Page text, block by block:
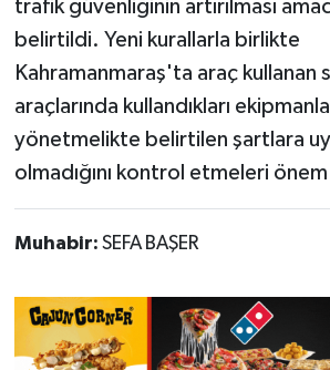
trafik güvenliğinin artırılması
belirtildi. Yeni kurallarla birlikte
Kahramanmaraş'ta araç kullanan
araçlarında kullandıkları
yönetmelikte belirtilen şartlara
olmadığını kontrol etmeleri
Muhabir: SEFA BAŞER